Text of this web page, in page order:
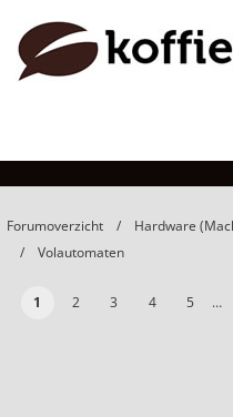
Forumoverzicht
Hardware
Volautomaten
1 2 3 4 5 …